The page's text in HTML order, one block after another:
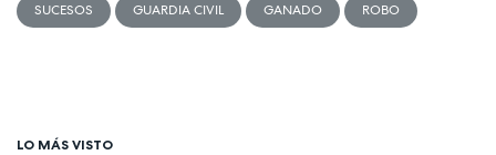
SUCESOS GUARDIA CIVIL GANADO ROBO
LO MÁS VISTO